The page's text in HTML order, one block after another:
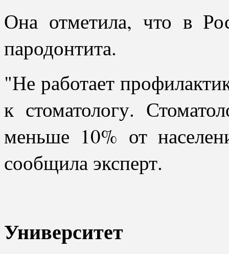
Она отметила, что в
пародонтита.
"Не работает
к стоматологу.
меньше 10% от
сообщила эксперт.
Университет